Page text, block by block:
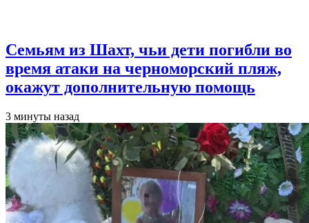
Семьям из Шахт, чьи дети погибли во
время атаки на черноморский пляж,
окажут дополнительную помощь
3 минуты назад